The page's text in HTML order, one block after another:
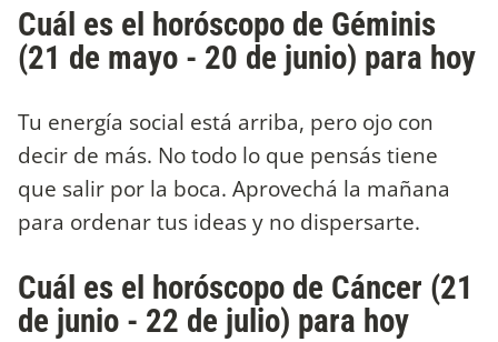
Cuál es el horóscopo de Géminis
(21 de mayo - 20 de junio) para hoy
Tu energía social está arriba, pero ojo con
decir de más. No todo lo que pensás tiene
que salir por la boca. Aprovechá la mañana
para ordenar tus ideas y no dispersarte.
Cuál es el horóscopo de Cáncer (21
de junio - 22 de julio) para hoy